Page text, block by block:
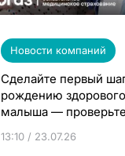
Новости компаний
Сделайте первый
рождению здорового
малыша — проверьте
по ОМС!
13:10 / 23.07.26